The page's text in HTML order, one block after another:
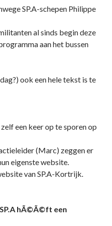
SP.A-schepen Philippe
al sinds begin deze
aan het bussen
ook een hele tekst is te
een keer op te sporen op
(Marc) zeggen er
eigenste website.
van SP.A-Kortrijk.
hÃ©Ã©ft een